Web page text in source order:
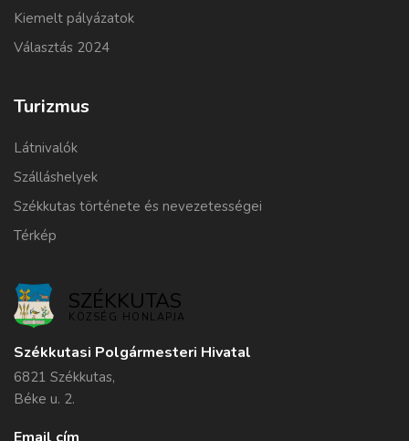
Kiemelt pályázatok
Választás 2024
Turizmus
Látnivalók
Szálláshelyek
Székkutas története és nevezetességei
Térkép
SZÉKKUTAS
KÖZSÉG HONLAPJA
Székkutasi Polgármesteri Hivatal
6821 Székkutas,
Béke u. 2.